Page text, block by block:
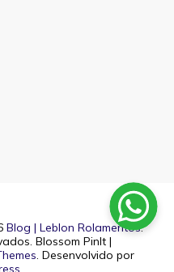
Blog | Leblon Rolamentos.
Blossom PinIt |
. Desenvolvido por